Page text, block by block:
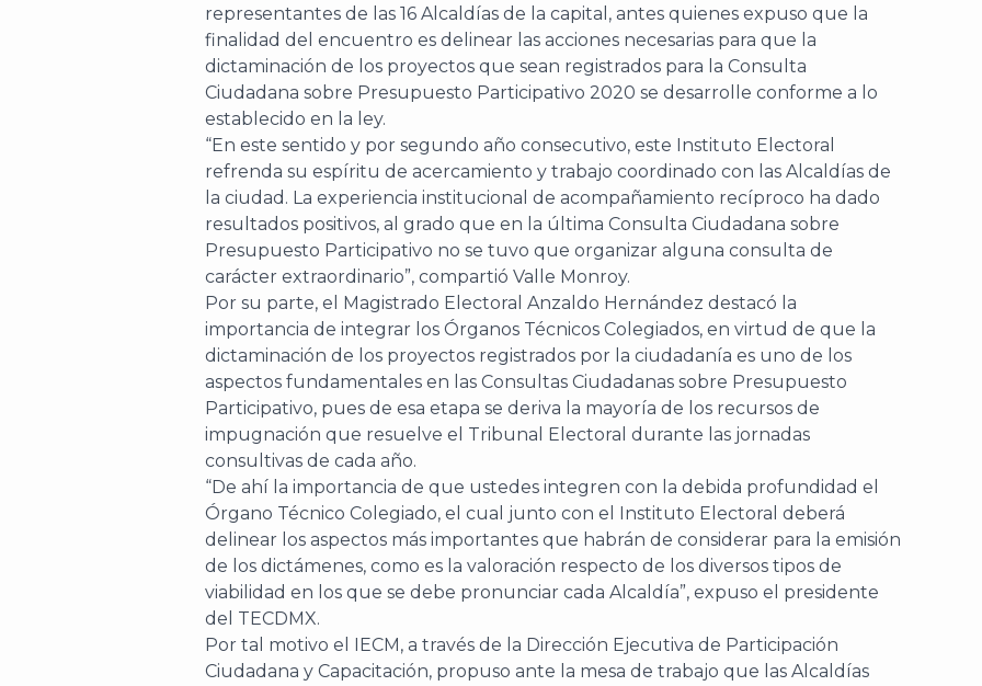
representantes de las 16 Alcaldías de la capital, antes quienes expuso que la
finalidad del encuentro es delinear las acciones necesarias para que la
dictaminación de los proyectos que sean registrados para la Consulta
Ciudadana sobre Presupuesto Participativo 2020 se desarrolle conforme a lo
establecido en la ley.
“En este sentido y por segundo año consecutivo, este Instituto Electoral
refrenda su espíritu de acercamiento y trabajo coordinado con las Alcaldías de
la ciudad. La experiencia institucional de acompañamiento recíproco ha dado
resultados positivos, al grado que en la última Consulta Ciudadana sobre
Presupuesto Participativo no se tuvo que organizar alguna consulta de
carácter extraordinario”, compartió Valle Monroy.
Por su parte, el Magistrado Electoral Anzaldo Hernández destacó la
importancia de integrar los Órganos Técnicos Colegiados, en virtud de que la
dictaminación de los proyectos registrados por la ciudadanía es uno de los
aspectos fundamentales en las Consultas Ciudadanas sobre Presupuesto
Participativo, pues de esa etapa se deriva la mayoría de los recursos de
impugnación que resuelve el Tribunal Electoral durante las jornadas
consultivas de cada año.
“De ahí la importancia de que ustedes integren con la debida profundidad el
Órgano Técnico Colegiado, el cual junto con el Instituto Electoral deberá
delinear los aspectos más importantes que habrán de considerar para la emisión
de los dictámenes, como es la valoración respecto de los diversos tipos de
viabilidad en los que se debe pronunciar cada Alcaldía”, expuso el presidente
del TECDMX.
Por tal motivo el IECM, a través de la Dirección Ejecutiva de Participación
Ciudadana y Capacitación, propuso ante la mesa de trabajo que las Alcaldías